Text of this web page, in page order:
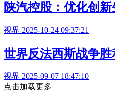
陕汽控股：优化创
视界 2025-10-24 09:37:21
世界反法西斯战争
视界 2025-09-07 18:47:10
点击加载更多